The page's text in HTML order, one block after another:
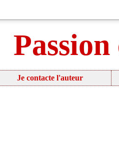
Je contacte l'auteur